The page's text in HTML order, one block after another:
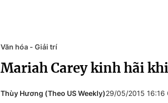
Văn hóa - Giải trí
Mariah Carey kinh hãi
Thùy Hương (Theo US Weekly)29/05/2015 16:16